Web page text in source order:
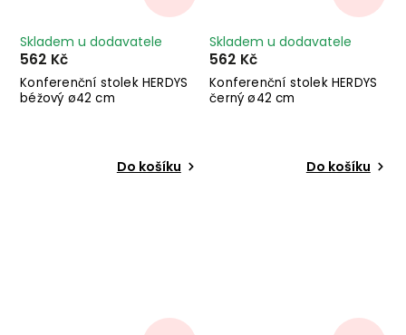
Konferenční stolek HERDYS
béžový ø42 cm
Skladem u dodavatele
562 Kč
Do košíku
Konferenční stolek HERDYS
černý ø42 cm
Skladem u dodavatele
562 Kč
Do košíku